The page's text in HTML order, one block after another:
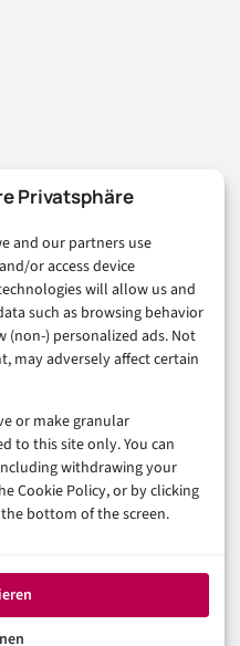
Privatsphäre
and our partners use
or access device
will allow us and
such as browsing behavior
(non-) personalized ads. Not
may adversely affect certain
or make granular
to this site only. You can
withdrawing your
Cookie Policy, or by clicking
bottom of the screen.